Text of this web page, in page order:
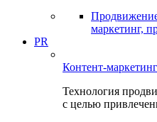
маркетинг,
PR
Контент-маркетинг
Технология
с целью